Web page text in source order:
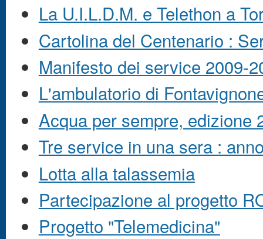
La U.I.L.D.M. e Telethon a
Cartolina del Centenario :
Manifesto dei service 2009-
L'ambulatorio di
Acqua per sempre, edizione
Tre service in una sera :
Lotta alla talassemia
Partecipazione al progetto
Progetto "Telemedicina"